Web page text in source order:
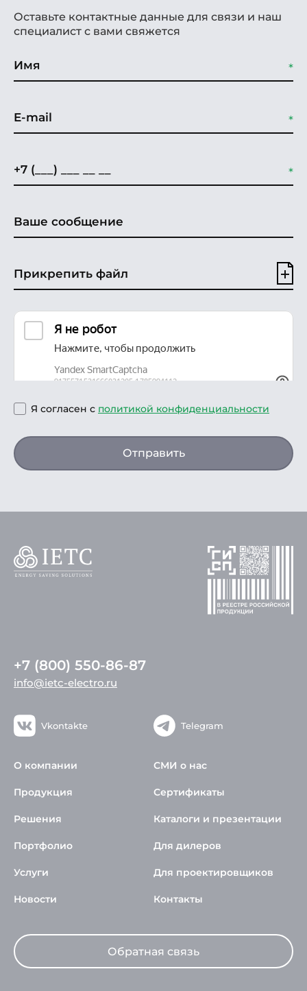
Оставьте контактные данные для связи и наш
специалист с вами свяжется
Прикрепить файл
Я согласен с политикой конфиденциальности
Отправить
+7 (800) 550-86-87
info@ietc-electro.ru
Vkontakte Telegram
О компании
Продукция
Решения
Портфолио
Услуги
Новости
СМИ о нас
Сертификаты
Каталоги и презентации
Для дилеров
Для проектировщиков
Контакты
Обратная связь